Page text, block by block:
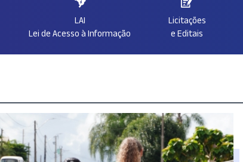
LAI
Lei de Acesso à Informação
Licitações
e Editais